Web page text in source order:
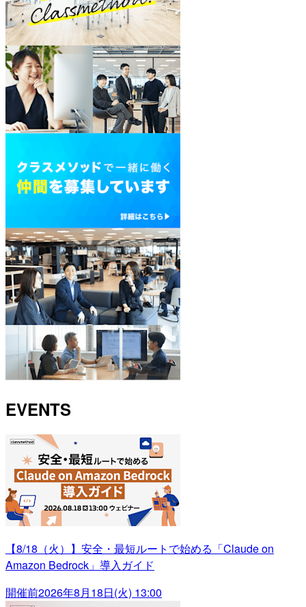
EVENTS
【8/18（火）】安全・最短ルートで始める「Claude on
Amazon Bedrock」導入ガイド
開催前2026年8月18日(火) 13:00